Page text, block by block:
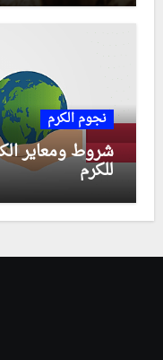
نجوم الكرم
شروط ومعاير
للكرم